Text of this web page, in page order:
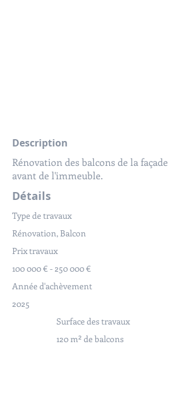
Description
Rénovation des balcons de la façade
avant de l'immeuble.
Détails
Type de travaux
Rénovation, Balcon
Prix travaux
100 000 € - 250 000 €
Année d'achèvement
2025
Surface des travaux
120 m² de balcons